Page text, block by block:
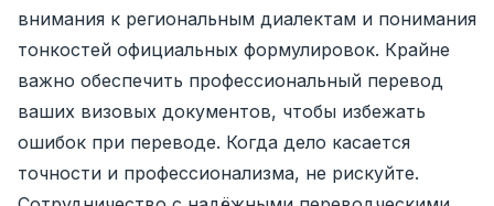
внимания к региональным диалектам и понимания
тонкостей официальных формулировок. Крайне
важно обеспечить профессиональный перевод
ваших визовых документов, чтобы избежать
ошибок при переводе. Когда дело касается
точности и профессионализма, не рискуйте.